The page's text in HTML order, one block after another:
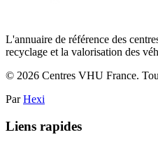
L'annuaire de référence des
recyclage et la valorisation des
© 2026 Centres VHU France.
Par Hexi
Liens rapides